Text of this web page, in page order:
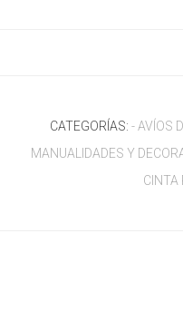
CATEGORÍAS:- AVÍOS
MANUALIDADES Y
CINTA